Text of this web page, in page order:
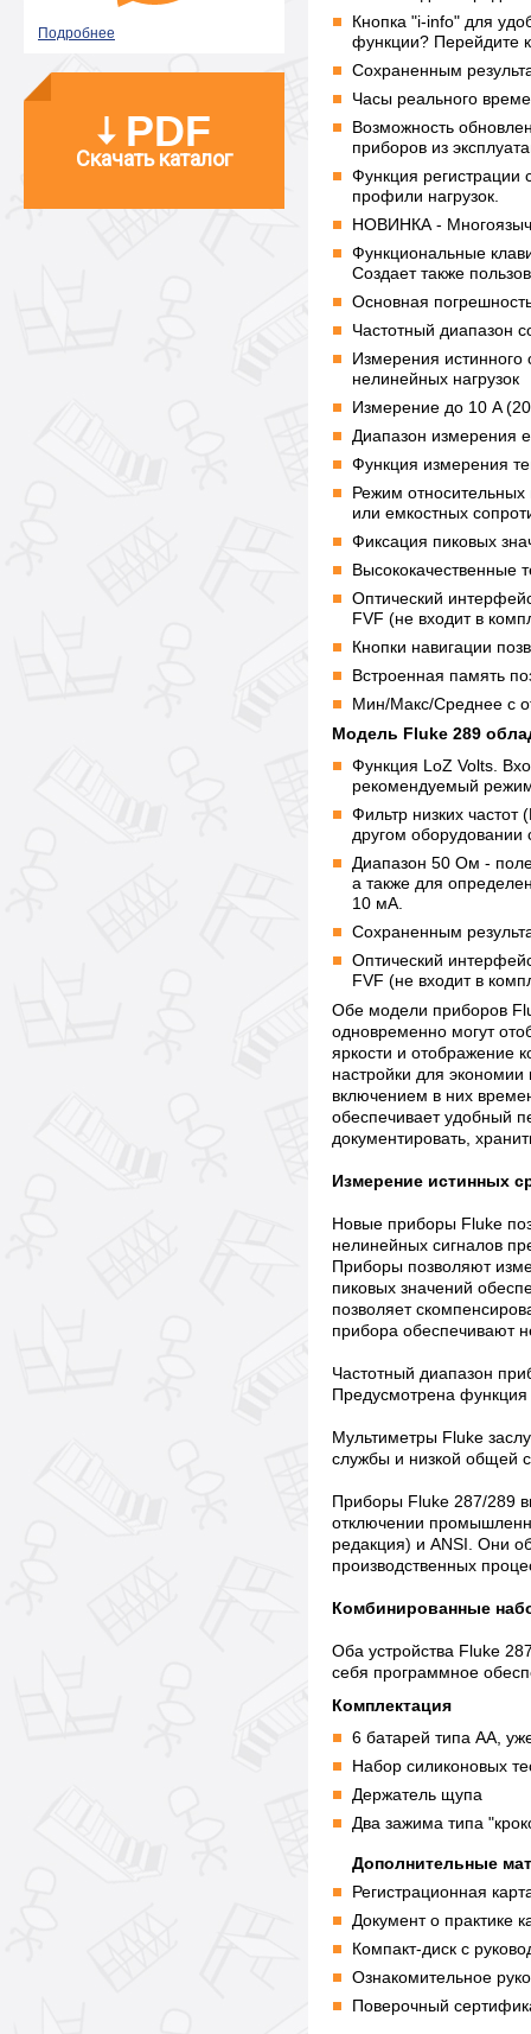
Подробнее
PDF
Скачать каталог
Кнопка "i-info" для
функции? Перейдите
Сохраненным
Часы реального
Возможность
приборов из
Функция регистрации
профили нагрузок.
НОВИНКА -
Функциональные
Создает также
Основная
Частотный диапазон
Измерения истинного
нелинейных нагрузок
Измерение до 10 A
Диапазон измерения
Функция измерения
Режим
или емкостных
Фиксация пиковых
Высококачественные
Оптический
FVF (не входит в
Кнопки навигации
Встроенная память
Мин/Макс/Среднее с
Модель Fluke 289
Функция LoZ Volts.
рекомендуемый
Фильтр низких
другом оборудовании
Диапазон 50 Ом -
а также для
10 мА.
Сохраненным
Оптический
FVF (не входит в
Обе модели приборов
одновременно могут
яркости и отображение
настройки для
включением в них
обеспечивает удобный
документировать,
Измерение истинных
Новые приборы Fluke
нелинейных сигналов
Приборы позволяют
пиковых значений
позволяет
прибора обеспечивают
Частотный диапазон
Предусмотрена
Мультиметры Fluke
службы и низкой общей
Приборы Fluke 287/289
отключении
редакция) и ANSI. Они
производственных
Комбинированные
Оба устройства Fluke
себя программное
Комплектация
6 батарей типа АА,
Набор силиконовых
Держатель щупа
Два зажима типа
Дополнительные
Регистрационная
Документ о практике
Компакт-диск с
Ознакомительное
Поверочный